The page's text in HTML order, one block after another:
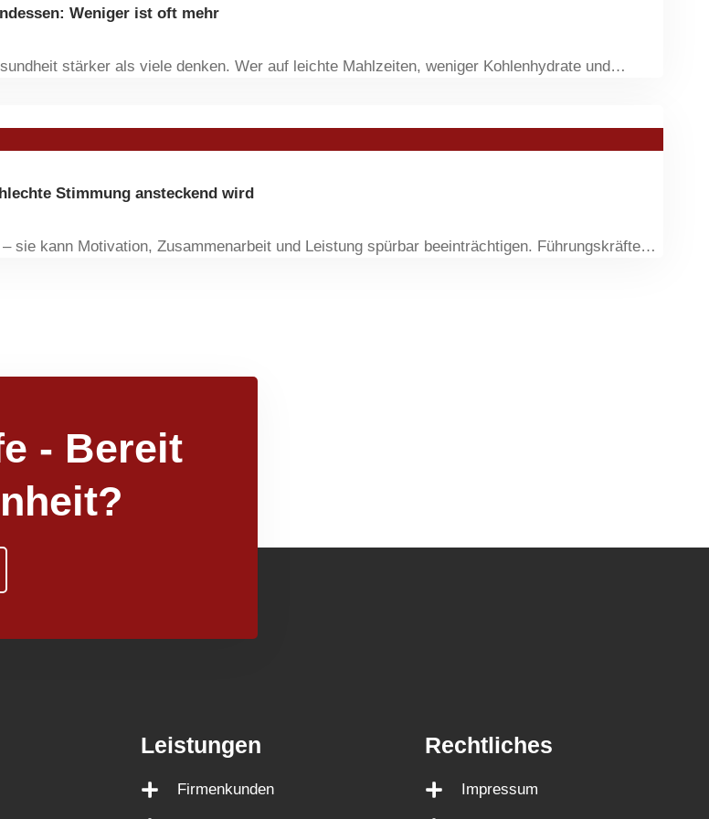
Weniger ist oft mehr
stärker als viele denken. Wer auf leichte Mahlzeiten, weniger Kohlenhydrate und…
Stimmung ansteckend wird
sie kann Motivation, Zusammenarbeit und Leistung spürbar beeinträchtigen. Führungskräfte…
- Bereit
Leistungen
Firmenkunden
Rechtliches
Impressum